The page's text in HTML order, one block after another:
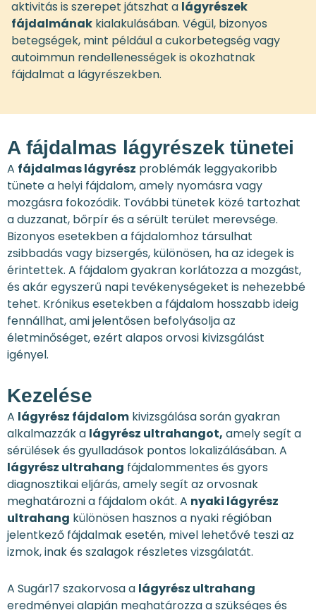
aktivitás is szerepet játszhat a lágyrészek
fájdalmának kialakulásában. Végül, bizonyos
betegségek, mint például a cukorbetegség vagy
autoimmun rendellenességek is okozhatnak
fájdalmat a lágyrészekben.
A fájdalmas lágyrészek tünetei
A fájdalmas lágyrész problémák leggyakoribb
tünete a helyi fájdalom, amely nyomásra vagy
mozgásra fokozódik. További tünetek közé tartozhat
a duzzanat, bőrpír és a sérült terület merevsége.
Bizonyos esetekben a fájdalomhoz társulhat
zsibbadás vagy bizsergés, különösen, ha az idegek is
érintettek. A fájdalom gyakran korlátozza a mozgást,
és akár egyszerű napi tevékenységeket is nehezebbé
tehet. Krónikus esetekben a fájdalom hosszabb ideig
fennállhat, ami jelentősen befolyásolja az
életminőséget, ezért alapos orvosi kivizsgálást
igényel.
Kezelése
A lágyrész fájdalom kivizsgálása során gyakran
alkalmazzák a lágyrész ultrahangot, amely segít a
sérülések és gyulladások pontos lokalizálásában. A
lágyrész ultrahang fájdalommentes és gyors
diagnosztikai eljárás, amely segít az orvosnak
meghatározni a fájdalom okát. A nyaki lágyrész
ultrahang különösen hasznos a nyaki régióban
jelentkező fájdalmak esetén, mivel lehetővé teszi az
izmok, inak és szalagok részletes vizsgálatát.
A Sugár17 szakorvosa a lágyrész ultrahang
eredményei alapján meghatározza a szükséges és